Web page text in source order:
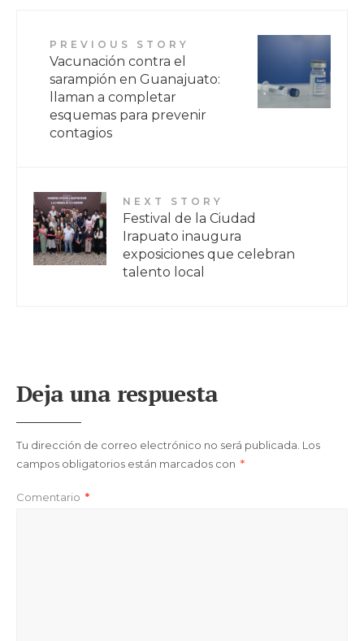
PREVIOUS STORY
Vacunación contra el
sarampión en Guanajuato:
llaman a completar
esquemas para prevenir
contagios
NEXT STORY
Festival de la Ciudad
Irapuato inaugura
exposiciones que celebran
talento local
Deja una respuesta
Tu dirección de correo electrónico no será publicada. Los
campos obligatorios están marcados con *
Comentario *